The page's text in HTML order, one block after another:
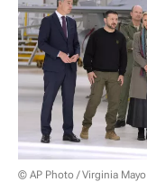
© AP Photo / Virginia Mayo